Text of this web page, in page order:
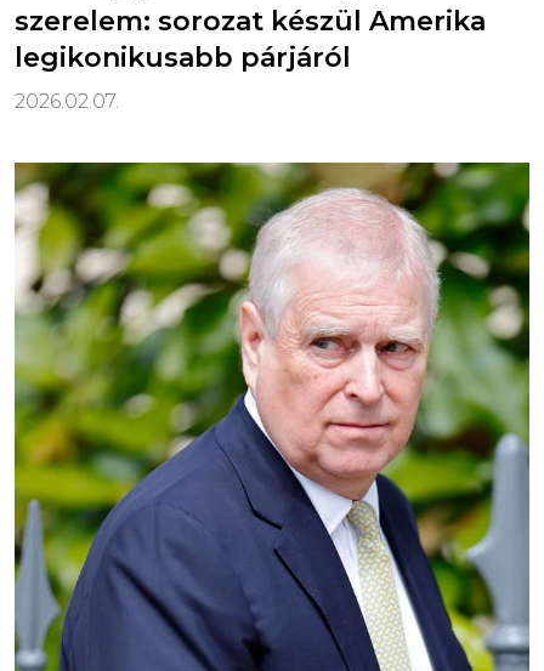
szerelem: sorozat készül Amerika
legikonikusabb párjáról
2026.02.07.